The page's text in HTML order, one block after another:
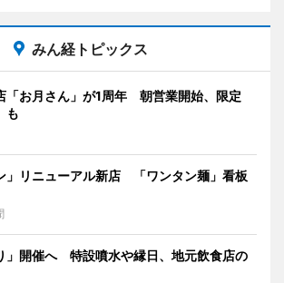
みん経トピックス
「お月さん」が1周年 朝営業開始、限定
も
」リニューアル新店 「ワンタン麺」看板
」開催へ 特設噴水や縁日、地元飲食店の